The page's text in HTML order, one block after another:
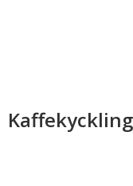
Kaffekyckling